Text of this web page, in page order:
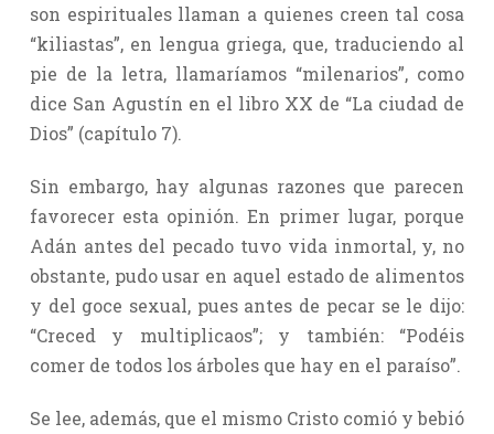
son espirituales llaman a quienes creen tal cosa
“kiliastas”, en lengua griega, que, traduciendo al
pie de la letra, llamaríamos “milenarios”, como
dice San Agustín en el libro XX de “La ciudad de
Dios” (capítulo 7).
Sin embargo, hay algunas razones que parecen
favorecer esta opinión. En primer lugar, porque
Adán antes del pecado tuvo vida inmortal, y, no
obstante, pudo usar en aquel estado de alimentos
y del goce sexual, pues antes de pecar se le dijo:
“Creced y multiplicaos”; y también: “Podéis
comer de todos los árboles que hay en el paraíso”.
Se lee, además, que el mismo Cristo comió y bebió